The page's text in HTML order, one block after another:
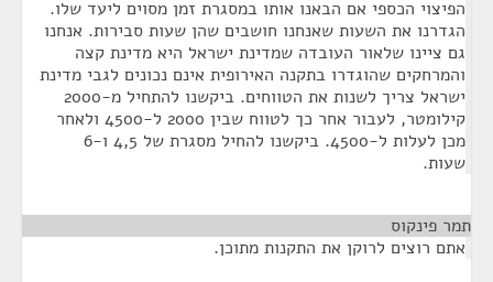
הפיצוי הכספי אם הבאנו אותו במסגרת זמן מסוים ליעד שלו.
הגדרנו את השעות שאנחנו חושבים שהן שעות סבירות. אנחנו
גם ציינו שלאור העובדה שמדינת ישראל היא מדינת קצה
והמרחקים שהוגדרו בתקנה האירופית אינם נכונים לגבי מדינת
ישראל צריך לשנות את הטווחים. ביקשנו להתחיל מ-2000
קילומטר, לעבור אחר כך לטווח שבין 2000 ל-4500 ולאחר
מכן לעלות ל-4500. ביקשנו להחיל מסגרת של 4,5 ו-6
שעות.
תמר פינקוס
אתם רוצים לרוקן את התקנות מתוכן.